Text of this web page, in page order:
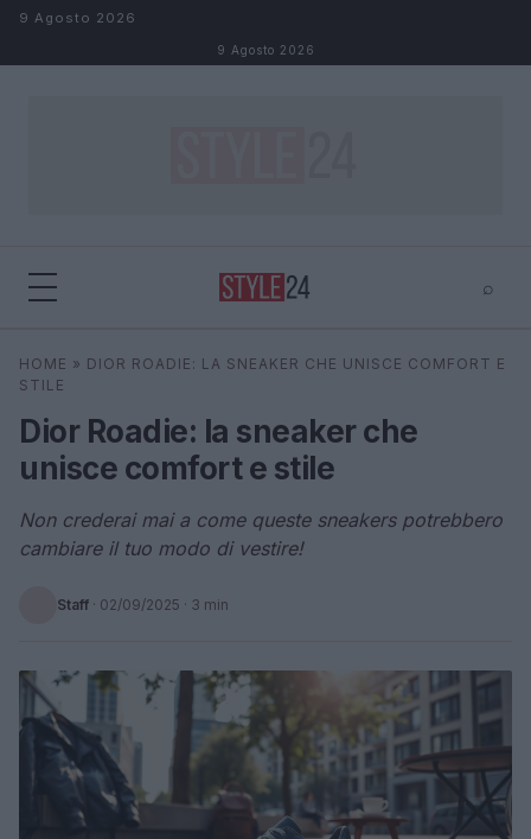
Salta al contenuto
9 Agosto 2026
9 Agosto 2026
⌕
Cerca ⌕ ×
HOME » DIOR ROADIE: LA SNEAKER CHE UNISCE COMFORT E
STILE
Dior Roadie: la sneaker che
unisce comfort e stile
Non crederai mai a come queste sneakers potrebbero
cambiare il tuo modo di vestire!
Staff · 02/09/2025 · 3 min